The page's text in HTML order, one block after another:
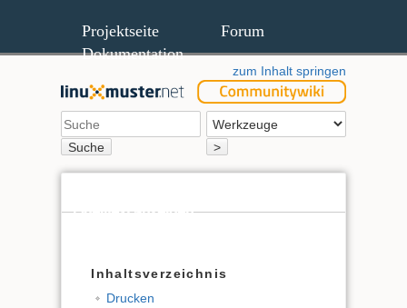
Projektseite
Forum
Dokumentation
zum Inhalt springen
Suche >
Quelltext anzeigen
Inhaltsverzeichnis
Drucken